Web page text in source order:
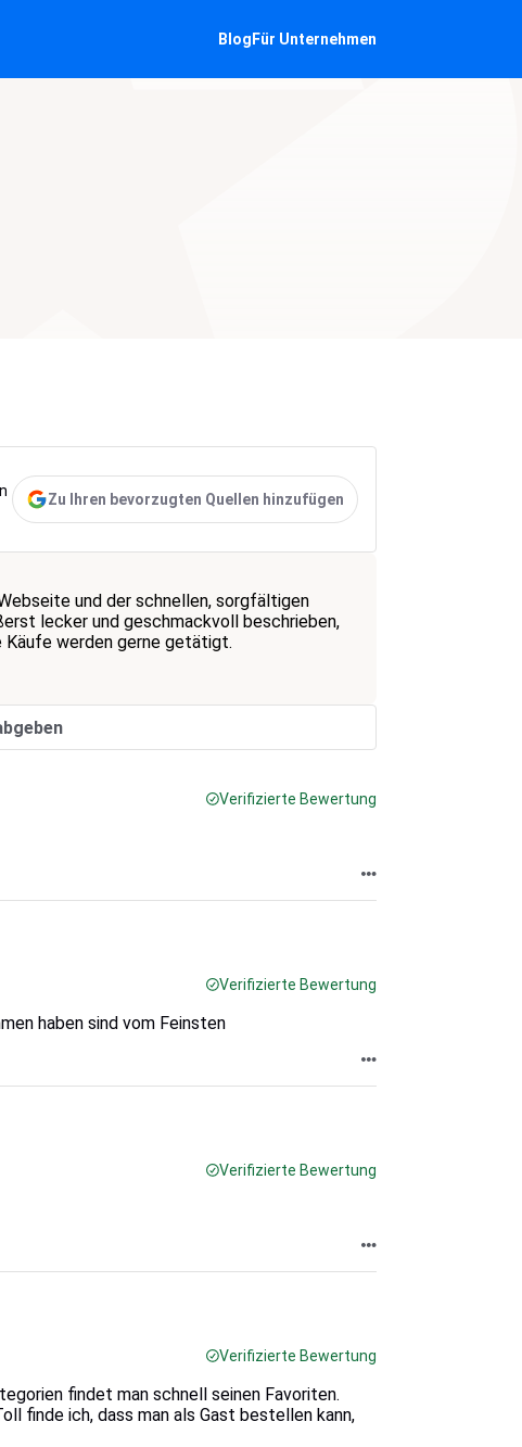
Blog Für Unternehmen
Zu Ihren bevorzugten Quellen hinzufügen
und der schnellen, sorgfältigen
lecker und geschmackvoll beschrieben,
werden gerne getätigt.
Verifizierte Bewertung
Verifizierte Bewertung
haben sind vom Feinsten
Verifizierte Bewertung
Verifizierte Bewertung
findet man schnell seinen Favoriten.
finde ich, dass man als Gast bestellen kann,